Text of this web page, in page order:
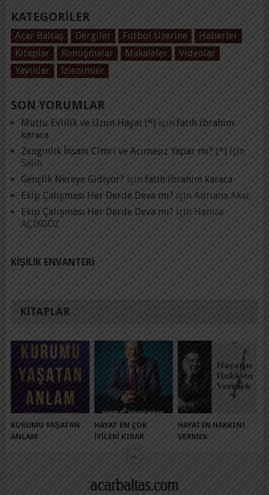
KATEGORILER
Acar Baltaş Dergiler Futbol Üzerine
Haberler
Kitaplar
Konuşmalar Makaleler
Videolar
Yayınlar
İzlenimler
SON YORUMLAR
Mutlu Evlilik ve Uzun Hayat (*) için fatih ibrahim
karaca
Zenginlik İnsanı Cimri ve Acımasız Yapar mı? (*) için
Salih
Gençlik Nereye Gidiyor? için fatih ibrahim karaca
Ekip Çalışması Her Derde Deva mı? için Adrıana Akar
Ekip Çalışması Her Derde Deva mı? için Hamza
AÇIKGÖZ
KIŞILIK ENVANTERI
KITAPLAR
KURUMU YAŞATAN
ANLAM
HAYAT EN ÇOK
İYILERI KIRAR
HAYATIN HAKKINI
VERMEK